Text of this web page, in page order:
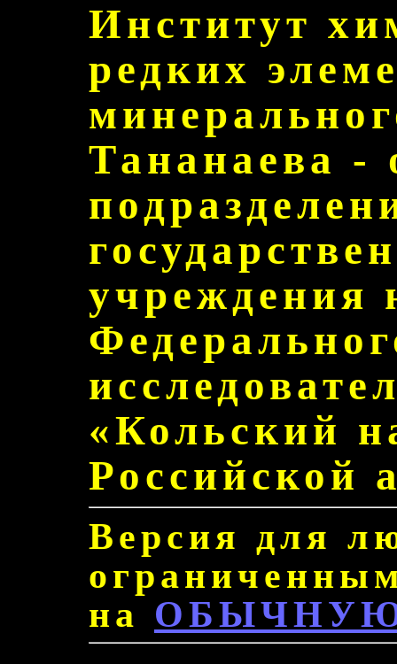
Институт
редких
Тананаева -
учреждения
«Кольский
Российской
Версия для
на